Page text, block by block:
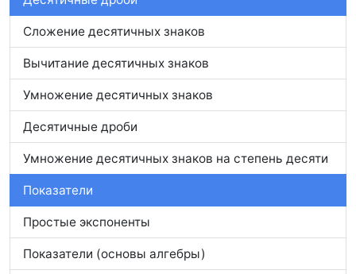
Сложение десятичных знаков
Вычитание десятичных знаков
Умножение десятичных знаков
Десятичные дроби
Умножение десятичных знаков на степень десяти
Показатели
Простые экспоненты
Показатели (основы алгебры)